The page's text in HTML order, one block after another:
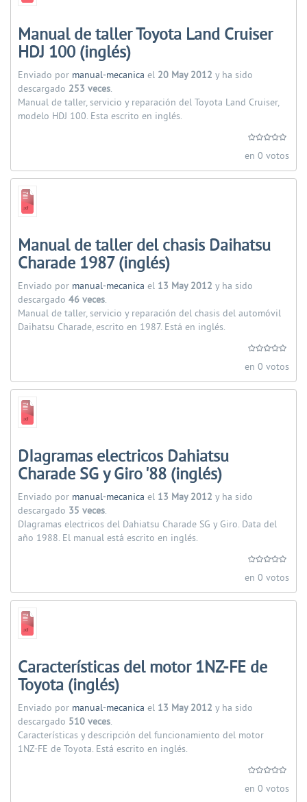
Manual de taller Toyota Land Cruiser
HDJ 100 (inglés)
Enviado por manual-mecanica el 20 May 2012 y ha sido
descargado 253 veces.
Manual de taller, servicio y reparación del Toyota Land Cruiser,
modelo HDJ 100. Esta escrito en inglés.
en 0 votos
Manual de taller del chasis Daihatsu
Charade 1987 (inglés)
Enviado por manual-mecanica el 13 May 2012 y ha sido
descargado 46 veces.
Manual de taller, servicio y reparación del chasis del automóvil
Daihatsu Charade, escrito en 1987. Está en inglés.
en 0 votos
DIagramas electricos Dahiatsu
Charade SG y Giro '88 (inglés)
Enviado por manual-mecanica el 13 May 2012 y ha sido
descargado 35 veces.
DIagramas electricos del Dahiatsu Charade SG y Giro. Data del
año 1988. El manual está escrito en inglés.
en 0 votos
Características del motor 1NZ-FE de
Toyota (inglés)
Enviado por manual-mecanica el 13 May 2012 y ha sido
descargado 510 veces.
Características y descripción del funcionamiento del motor
1NZ-FE de Toyota. Está escrito en inglés.
en 0 votos